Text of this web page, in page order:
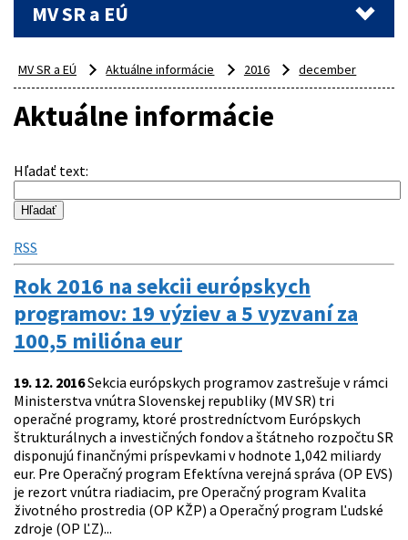
MV SR a EÚ
MV SR a EÚ Aktuálne informácie 2016 december
Aktuálne informácie
Hľadať text:
RSS
Rok 2016 na sekcii európskych
programov: 19 výziev a 5 vyzvaní za
100,5 milióna eur
19. 12. 2016Sekcia európskych programov zastrešuje v rámci
Ministerstva vnútra Slovenskej republiky (MV SR) tri
operačné programy, ktoré prostredníctvom Európskych
štrukturálnych a investičných fondov a štátneho rozpočtu SR
disponujú finančnými príspevkami v hodnote 1,042 miliardy
eur. Pre Operačný program Efektívna verejná správa (OP EVS)
je rezort vnútra riadiacim, pre Operačný program Kvalita
životného prostredia (OP KŽP) a Operačný program Ľudské
zdroje (OP ĽZ)...